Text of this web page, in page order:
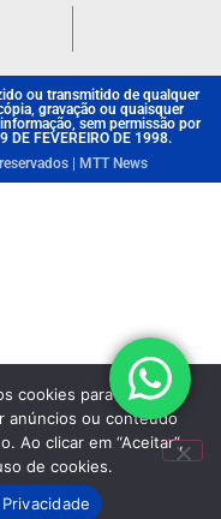
ou transmitido de qualquer
gravação ou quaisquer
sem permissão por
FEVEREIRO DE 1998.
| MTT News
cookies para aprimorar
anúncios ou conteúdo
Ao clicar em “Aceitar”,
de cookies.